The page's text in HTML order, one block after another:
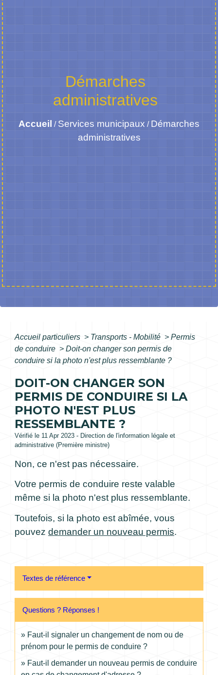
Démarches
administratives
Accueil / Services municipaux / Démarches
administratives
Accueil particuliers > Transports - Mobilité > Permis
de conduire > Doit-on changer son permis de
conduire si la photo n'est plus ressemblante ?
DOIT-ON CHANGER SON
PERMIS DE CONDUIRE SI LA
PHOTO N'EST PLUS
RESSEMBLANTE ?
Vérifié le 11 Apr 2023 - Direction de l'information légale et
administrative (Première ministre)
Non, ce n'est pas nécessaire.
Votre permis de conduire reste valable
même si la photo n'est plus ressemblante.
Toutefois, si la photo est abîmée, vous
pouvez demander un nouveau permis.
Textes de référence
Questions ? Réponses !
Faut-il signaler un changement de nom ou de
prénom pour le permis de conduire ?
Faut-il demander un nouveau permis de conduire